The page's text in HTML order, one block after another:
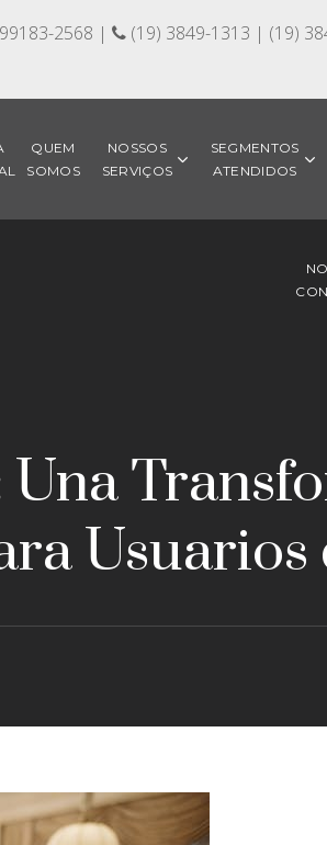
2568 | (19) 3849-1313 | (19)
QUEM
SOMOS
NOSSOS
SERVIÇOS
SEGMENTOS
ATENDIDOS